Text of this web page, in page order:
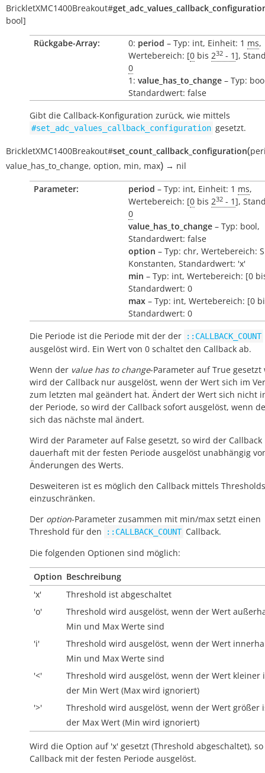
BrickletXMC1400Breakout#
bool]
Rückgabe-Array:
0: period – Typ: int, Einheit: 1 ms,
Wertebereich: [0 bis 232 - 1],
0
1: value_has_to_change – Typ:
Standardwert: false
Gibt die Callback-Konfiguration zurück, wie mittels
#set_adc_values_callback_configuration gesetzt.
BrickletXMC1400Breakout#set_count_callback_configuration(
value_has_to_change, option, min, max) → nil
Parameter: period – Typ: int, Einheit: 1 ms,
Wertebereich: [0 bis 232 - 1],
0
value_has_to_change – Typ: bool,
Standardwert: false
option – Typ: chr, Wertebereich:
Konstanten, Standardwert: 'x'
min – Typ: int, Wertebereich: [0
Standardwert: 0
max – Typ: int, Wertebereich: [0
Standardwert: 0
Die Periode ist die Periode mit der der
::CALLBACK_COUNT
ausgelöst wird. Ein Wert von 0 schaltet den Callback ab.
Wenn der value has to change-Parameter auf True gesetzt
wird der Callback nur ausgelöst, wenn der Wert sich im
zum letzten mal geändert hat. Ändert der Wert sich nicht
der Periode, so wird der Callback sofort ausgelöst, wenn
sich das nächste mal ändert.
Wird der Parameter auf False gesetzt, so wird der Callback
dauerhaft mit der festen Periode ausgelöst unabhängig
Änderungen des Werts.
Desweiteren ist es möglich den Callback mittels Thresholds
einzuschränken.
Der option-Parameter zusammen mit min/max setzt einen
Threshold für den
::CALLBACK_COUNT Callback.
Die folgenden Optionen sind möglich:
Option Beschreibung
'x'
Threshold ist abgeschaltet
'o'
Threshold wird ausgelöst, wenn der Wert
Min und Max Werte sind
'i'
Threshold wird ausgelöst, wenn der Wert
Min und Max Werte sind
'<'
Threshold wird ausgelöst, wenn der Wert kleiner
der Min Wert (Max wird ignoriert)
'>'
Threshold wird ausgelöst, wenn der Wert größer
der Max Wert (Min wird ignoriert)
Wird die Option auf 'x' gesetzt (Threshold abgeschaltet),
Callback mit der festen Periode ausgelöst.